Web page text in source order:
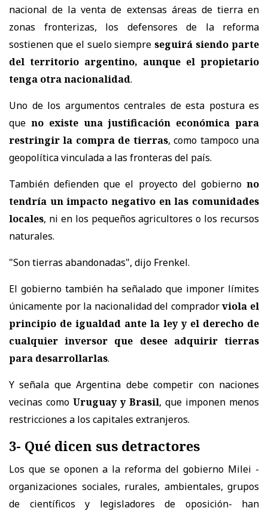
nacional de la venta de extensas áreas de tierra en
zonas fronterizas, los defensores de la reforma
sostienen que el suelo siempreseguirá siendo parte
del territorio argentino, aunque el propietario
tenga otra nacionalidad.
Uno de los argumentos centrales de esta postura es
que no existe una justificación económica para
restringir la compra de tierras, como tampoco una
geopolítica vinculada a las fronteras del país.
También defienden que el proyecto del gobierno no
tendría un impacto negativo en las comunidades
locales, ni en los pequeños agricultores o los recursos
naturales.
"Son tierras abandonadas", dijo Frenkel.
El gobierno también ha señalado que imponer límites
únicamente por la nacionalidad del compradorviola el
principio de igualdad ante la ley y el derecho de
cualquier inversor que desee adquirir tierras
para desarrollarlas.
Y señala que Argentina debe competir con naciones
vecinas como Uruguay y Brasil, que imponen menos
restricciones a los capitales extranjeros.
3- Qué dicen sus detractores
Los que se oponen a la reforma del gobierno Milei -
organizaciones sociales, rurales, ambientales, grupos
de científicos y legisladores de oposición- han